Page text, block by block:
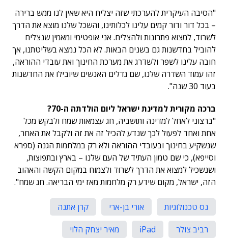
"הסיבה העיקרית להערכתי שזה יצליח היא שאין לנו ממש ברירה
– בכל דור ודור קמים עלינו לכלותינו, והשכל שלנו מוצא את הדרך
לשרוד, למצוא פתרונות ולהצליח. אני אופטימי ומאמין שנצליח
להוביל בחדשנות גם בשנים הבאות. לא הכל נמצא בשליטתנו, אך
חובה עלינו לשפר ולשדרג את מערכת החינוך ואת עובדי ההוראה,
זהו עמוד השדרה שלנו, שם גדלים האנשים שיובילו את החדשנות
בעוד 30 שנה".
ברכה מקורית למדינת ישראל ליום הולדתה ה-70?
"ברצוני לאחל למדינה ותושביה, חג עצמאות שמח ולבקש מכל
אחת ואחד לפעול לכך שנדע להכיל זה את זה ולקבל את האחר,
שנשקיע בחינוך ובעובדי ההוראה ולא רק במלחמות הגנה (ספרא
וסייפא), כי שם טמון העתיד של העם שלנו – בארץ ובתפוצות,
ושנשכיל למצוא את הדרך לשרוד ולצמוח במקום הקשה והאהוב
הזה, ישראל, מקום שידע רק מלחמות מאז ימי הבריאה. חג שמח".
נס טכנולוגיות אורי בן-ארי
קרן אתנה
רביב צולר
iPad
מאיר יצחק הלוי